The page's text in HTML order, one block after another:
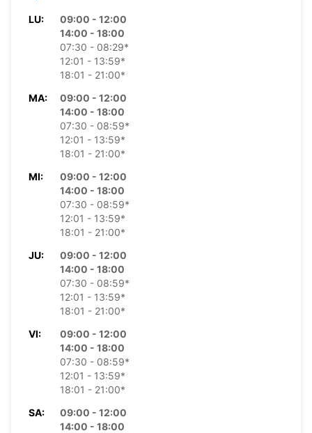
LU:
09:00 - 12:00
14:00 - 18:00
07:30 - 08:29*
12:01 - 13:59*
18:01 - 21:00*
MA:
09:00 - 12:00
14:00 - 18:00
07:30 - 08:59*
12:01 - 13:59*
18:01 - 21:00*
MI:
09:00 - 12:00
14:00 - 18:00
07:30 - 08:59*
12:01 - 13:59*
18:01 - 21:00*
JU:
09:00 - 12:00
14:00 - 18:00
07:30 - 08:59*
12:01 - 13:59*
18:01 - 21:00*
VI:
09:00 - 12:00
14:00 - 18:00
07:30 - 08:59*
12:01 - 13:59*
18:01 - 21:00*
SA:
09:00 - 12:00
14:00 - 18:00